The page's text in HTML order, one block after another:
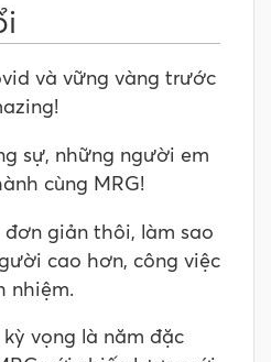
và vững vàng trước
sự, những người em
cùng MRG!
giản thôi, làm sao
cao hơn, công việc
nhiệm.
vọng là năm đặc